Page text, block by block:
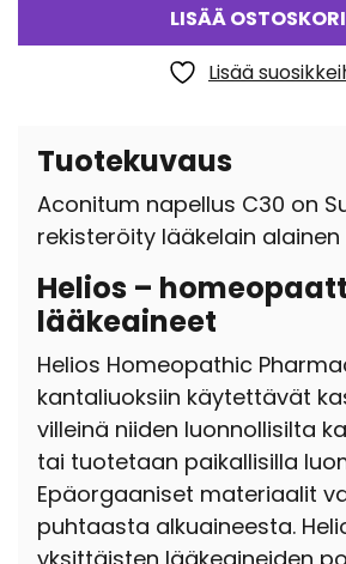
LISÄÄ
Lisää
Tuotekuvaus
Aconitum napellus C30 on
rekisteröity lääkelain
Helios –
lääkeaineet
Helios Homeopathic
kantaliuoksiin käytettävät
villeinä niiden luonnollisilta
tai tuotetaan paikallisilla
Epäorgaaniset materiaalit
puhtaasta alkuaineesta.